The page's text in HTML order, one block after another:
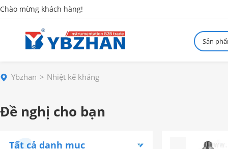
Chào mừng khách hàng!
Sản
Ybzhan Nhiệt kế kháng
Đề nghị cho bạn
Tất cả danh mục